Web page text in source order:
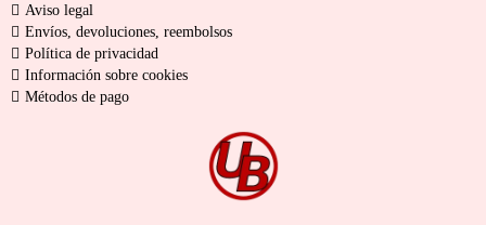
Aviso legal
Envíos, devoluciones, reembolsos
Política de privacidad
Información sobre cookies
Métodos de pago